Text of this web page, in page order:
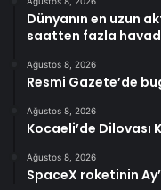
Dünyanın en uzun
saatten fazla
Ağustos 8, 2026
Resmi Gazete’de
Ağustos 8, 2026
Kocaeli’de Dilovası
Ağustos 8, 2026
SpaceX roketinin